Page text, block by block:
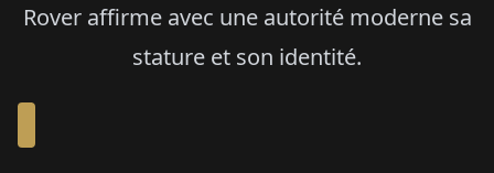
Rover affirme avec une autorité moderne sa
stature et son identité.